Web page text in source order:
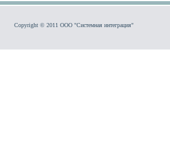
Copyright © 2011 ООО "Системная интеграция"